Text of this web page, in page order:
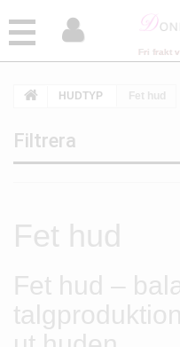
HUDTYP Fet hud
Filtrera
Fet hud
Fet hud –
Fri frakt
